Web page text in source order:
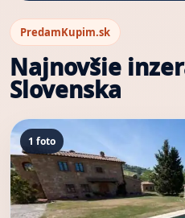
PredamKupim.sk
Najnovšie
Slovenska
Výsledky inzerátov
1 foto